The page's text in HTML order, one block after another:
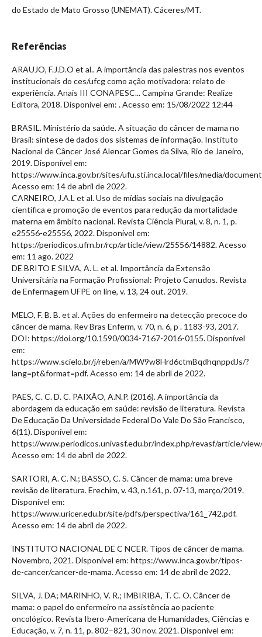
do Estado de Mato Grosso (UNEMAT). Cáceres/MT.
Referências
ARAUJO, F.J.D.O et al.. A importância das palestras nos eventos
institucionais do ces/ufcg como ação motivadora: relato de
experiência. Anais III CONAPESC... Campina Grande: Realize
Editora, 2018. Disponível em: . Acesso em: 15/08/2022 12:44
BRASIL. Ministério da saúde. A situação do câncer de mama no
Brasil: síntese de dados dos sistemas de informação. Instituto
Nacional de Câncer José Alencar Gomes da Silva, Rio de Janeiro,
2019. Disponível em:
https://www.inca.gov.br/sites/ufu.sti.inca.local/files/media/document/
Acesso em: 14 de abril de 2022.
CARNEIRO, J.A.L et al. Uso de mídias sociais na divulgação
científica e promoção de eventos para redução da mortalidade
materna em âmbito nacional. Revista Ciência Plural, v. 8, n. 1, p.
e25556-e25556, 2022. Disponível em:
https://periodicos.ufrn.br/rcp/article/view/25556/14882. Acesso
em: 11 ago. 2022
DE BRITO E SILVA, A. L. et al. Importância da Extensão
Universitária na Formação Profissional: Projeto Canudos. Revista
de Enfermagem UFPE on line, v. 13, 24 out. 2019.
MELO, F. B. B. et al. Ações do enfermeiro na detecção precoce do
câncer de mama. Rev Bras Enferm, v. 70, n. 6, p . 1183-93, 2017.
DOI: https://doi.org/10.1590/0034-7167-2016-0155. Disponível
em:
https://www.scielo.br/j/reben/a/MW9w8Hrd6ctmBqdhqnppdJs/?
lang=pt&format=pdf. Acesso em: 14 de abril de 2022.
PAES, C. C. D. C. PAIXÃO, A.N.P. (2016). A importância da
abordagem da educação em saúde: revisão de literatura. Revista
De Educação Da Universidade Federal Do Vale Do São Francisco,
6(11). Disponível em:
https://www.periodicos.univasf.edu.br/index.php/revasf/article/
Acesso em: 14 de abril de 2022.
SARTORI, A. C. N.; BASSO, C. S. Câncer de mama: uma breve
revisão de literatura. Erechim, v. 43, n.161, p. 07-13, março/2019.
Disponível em:
https://www.uricer.edu.br/site/pdfs/perspectiva/161_742.pdf.
Acesso em: 14 de abril de 2022.
INSTITUTO NACIONAL DE C NCER. Tipos de câncer de mama.
Novembro, 2021. Disponível em: https://www.inca.gov.br/tipos-
de-cancer/cancer-de-mama. Acesso em: 14 de abril de 2022.
SILVA, J. DA; MARINHO, V. R.; IMBIRIBA, T. C. O. Câncer de
mama: o papel do enfermeiro na assistência ao paciente
oncológico. Revista Ibero-Americana de Humanidades, Ciências e
Educação, v. 7, n. 11, p. 802–821, 30 nov. 2021. Disponível em: